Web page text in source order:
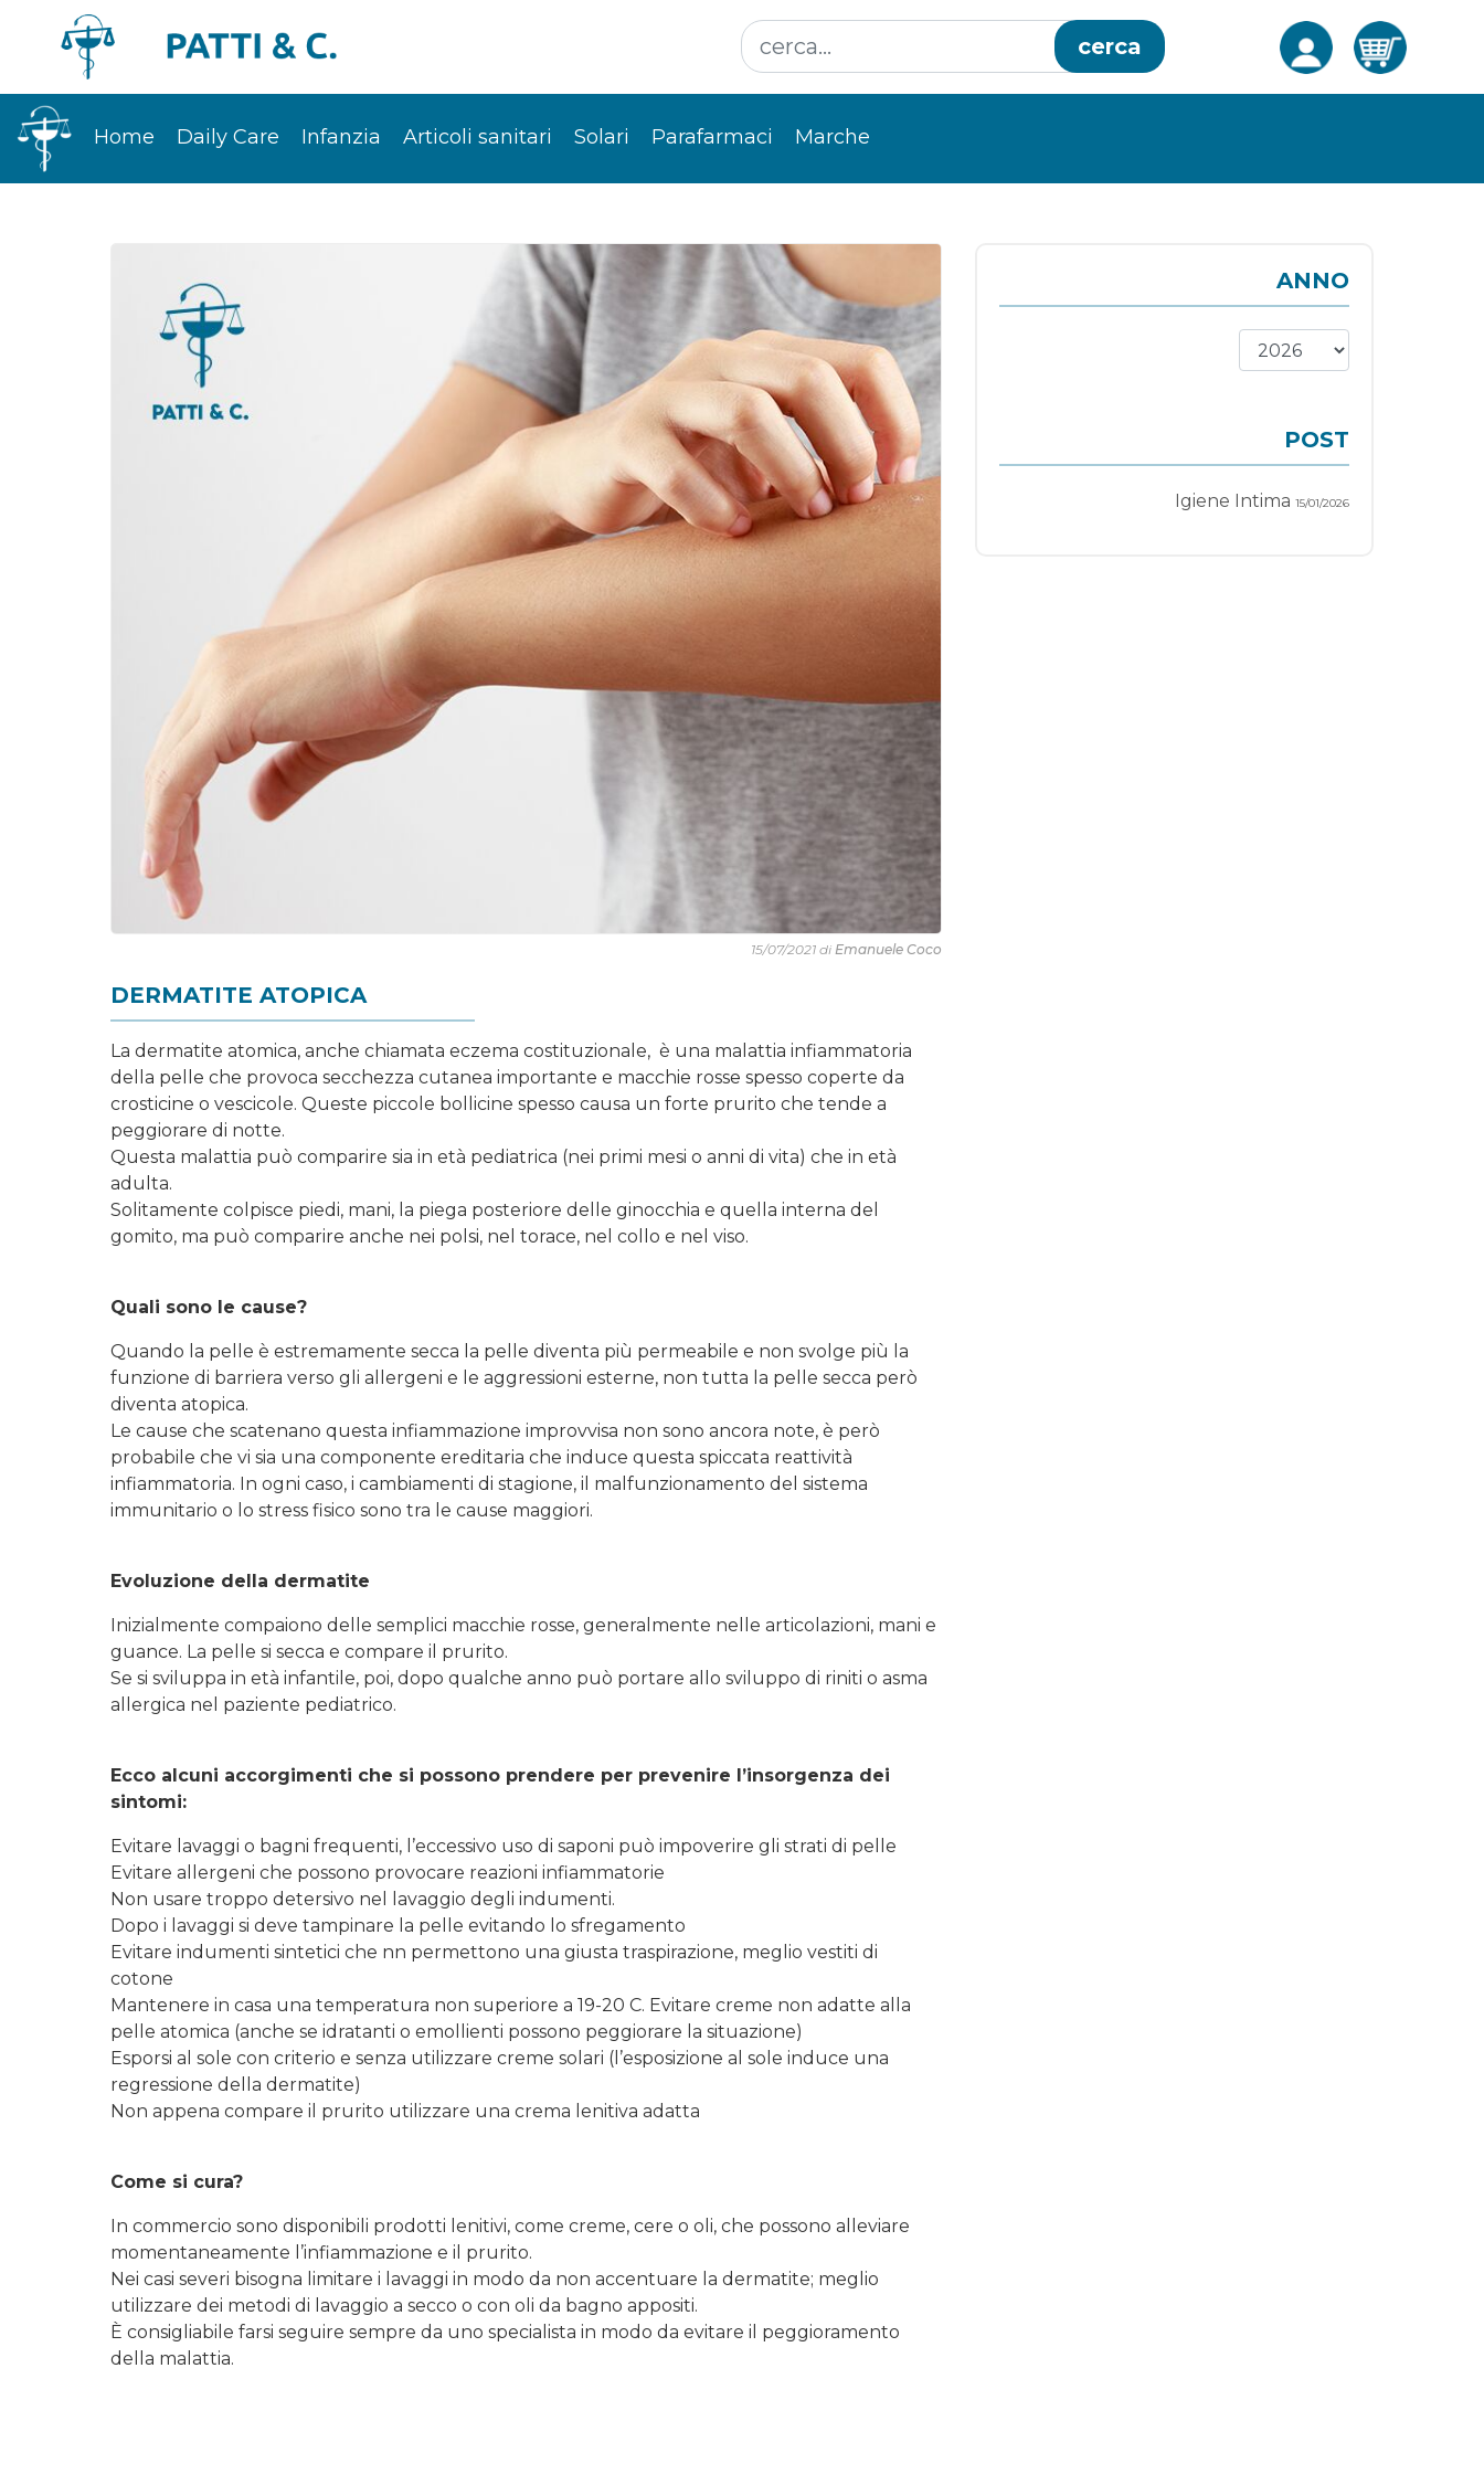
cerca
Home Daily Care Infanzia Articoli sanitari Solari Parafarmaci Marche
15/07/2021 di Emanuele Coco
DERMATITE ATOPICA
La dermatite atomica, anche chiamata eczema costituzionale, è una malattia infiammatoria
della pelle che provoca secchezza cutanea importante e macchie rosse spesso coperte da
crosticine o vescicole. Queste piccole bollicine spesso causa un forte prurito che tende a
peggiorare di notte.
Questa malattia può comparire sia in età pediatrica (nei primi mesi o anni di vita) che in età
adulta.
Solitamente colpisce piedi, mani, la piega posteriore delle ginocchia e quella interna del
gomito, ma può comparire anche nei polsi, nel torace, nel collo e nel viso.
Quali sono le cause?
Quando la pelle è estremamente secca la pelle diventa più permeabile e non svolge più la
funzione di barriera verso gli allergeni e le aggressioni esterne, non tutta la pelle secca però
diventa atopica.
Le cause che scatenano questa infiammazione improvvisa non sono ancora note, è però
probabile che vi sia una componente ereditaria che induce questa spiccata reattività
infiammatoria. In ogni caso, i cambiamenti di stagione, il malfunzionamento del sistema
immunitario o lo stress fisico sono tra le cause maggiori.
Evoluzione della dermatite
Inizialmente compaiono delle semplici macchie rosse, generalmente nelle articolazioni, mani e
guance. La pelle si secca e compare il prurito.
Se si sviluppa in età infantile, poi, dopo qualche anno può portare allo sviluppo di riniti o asma
allergica nel paziente pediatrico.
Ecco alcuni accorgimenti che si possono prendere per prevenire l’insorgenza dei
sintomi:
Evitare lavaggi o bagni frequenti, l’eccessivo uso di saponi può impoverire gli strati di pelle
Evitare allergeni che possono provocare reazioni infiammatorie
Non usare troppo detersivo nel lavaggio degli indumenti.
Dopo i lavaggi si deve tampinare la pelle evitando lo sfregamento
Evitare indumenti sintetici che nn permettono una giusta traspirazione, meglio vestiti di
cotone
Mantenere in casa una temperatura non superiore a 19-20 C. Evitare creme non adatte alla
pelle atomica (anche se idratanti o emollienti possono peggiorare la situazione)
Esporsi al sole con criterio e senza utilizzare creme solari (l’esposizione al sole induce una
regressione della dermatite)
Non appena compare il prurito utilizzare una crema lenitiva adatta
Come si cura?
In commercio sono disponibili prodotti lenitivi, come creme, cere o oli, che possono alleviare
momentaneamente l’infiammazione e il prurito.
Nei casi severi bisogna limitare i lavaggi in modo da non accentuare la dermatite; meglio
utilizzare dei metodi di lavaggio a secco o con oli da bagno appositi.
È consigliabile farsi seguire sempre da uno specialista in modo da evitare il peggioramento
della malattia.
ANNO
POST
Igiene Intima 15/01/2026